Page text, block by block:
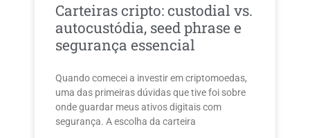
Carteiras cripto: custodial vs.
autocustódia, seed phrase e
segurança essencial
Quando comecei a investir em criptomoedas,
uma das primeiras dúvidas que tive foi sobre
onde guardar meus ativos digitais com
segurança. A escolha da carteira